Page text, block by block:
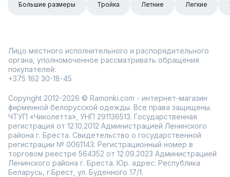
Большие размеры Тройка Летние Легкие
Лицо местного исполнительного и распорядительного
органа, уполномоченное рассматривать обращения
покупателей:
+375 162 30-18-45
Copyright 2012-2026 © Ramonki.com - интернет-магазин
фирменной белорусской одежды. Все права защищены.
ЧТУП «Чиколетта», УНП 291136513. Государственная
регистрация от 12.10.2012 Администрацией Ленинского
района г. Бреста. Свидетельство о государственной
регистрации № 0061143. Регистрационный номер в
торговом реестре 564352 от 12.09.2023 Администрацией
Ленинского района г. Бреста. Юр. адрес: Республика
Беларусь, г.Брест, ул. Буденного 17/1.